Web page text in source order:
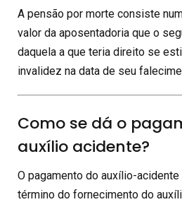
A pensão por morte consiste
valor da aposentadoria que o
daquela a que teria direito se
invalidez na data de seu
Como se dá o
auxílio acidente?
O pagamento do auxílio-
término do fornecimento do